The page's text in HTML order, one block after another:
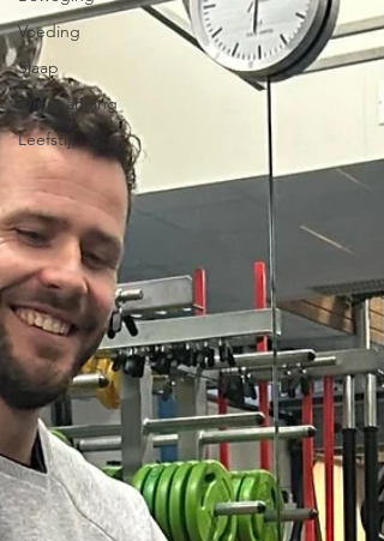
Voeding
Slaap
Ontspanning
Leefstijl